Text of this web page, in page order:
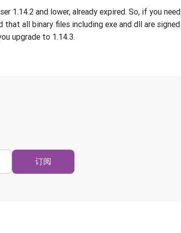
1.14.2 and lower, already expired. So, if you need
that all binary files including exe and dll are signed
upgrade to 1.14.3.
订阅